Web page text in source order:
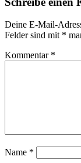
Deine E-Mail-
Felder sind mit *
Kommentar *
Name *